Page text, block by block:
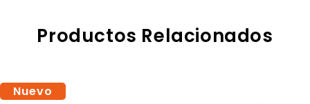
Productos Relacionados
Nuevo